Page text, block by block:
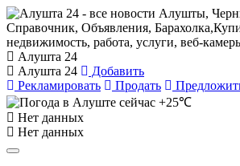
Алушта 24
Алушта 24
Добавить
Рекламировать
Продать
+25℃
Нет данных
Нет данных